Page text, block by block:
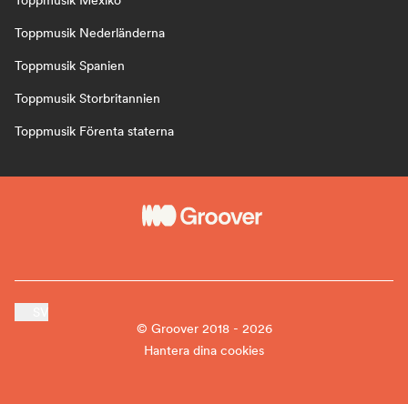
Toppmusik Nederländerna
Toppmusik Spanien
Toppmusik Storbritannien
Toppmusik Förenta staterna
© Groover 2018 - 2026
Hantera dina cookies